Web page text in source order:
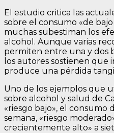
El estudio critica las
sobre el consumo «de
muchas subestiman los
alcohol. Aunque varias
permiten entre una y dos
los autores sostienen que
produce una pérdida
Uno de los ejemplos que
sobre alcohol y salud de
«riesgo bajo», el consumo
semana, «riesgo
crecientemente alto» a